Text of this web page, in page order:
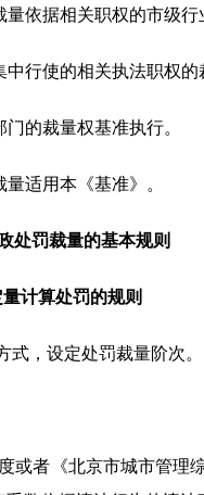
依据相关职权的市级行
使的相关执法职权的
的裁量权基准执行。
适用本《基准》。
处罚裁量的基本规则
计算处罚的规则
，设定处罚裁量阶次。
者《北京市城市管理